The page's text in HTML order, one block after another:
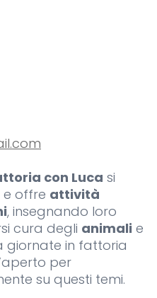
con Luca si
offre attività
, insegnando loro
cura degli animali e
giornate in fattoria
per
su questi temi.